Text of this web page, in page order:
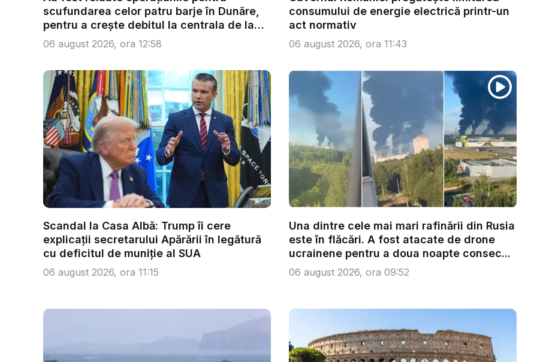
scufundarea celor patru barje în Dunăre,
pentru a crește debitul la centrala de la
C...
06 august 2026, ora 12:58
consumului de energie electrică printr-un
act normativ
06 august 2026, ora 11:43
Scandal la Casa Albă: Trump îi cere
explicații secretarului Apărării în legătură
cu deficitul de muniție al SUA
06 august 2026, ora 11:15
Una dintre cele mai mari rafinării din Rusia
este în flăcări. A fost atacate de drone
ucrainene pentru a doua noapte consec...
06 august 2026, ora 09:52